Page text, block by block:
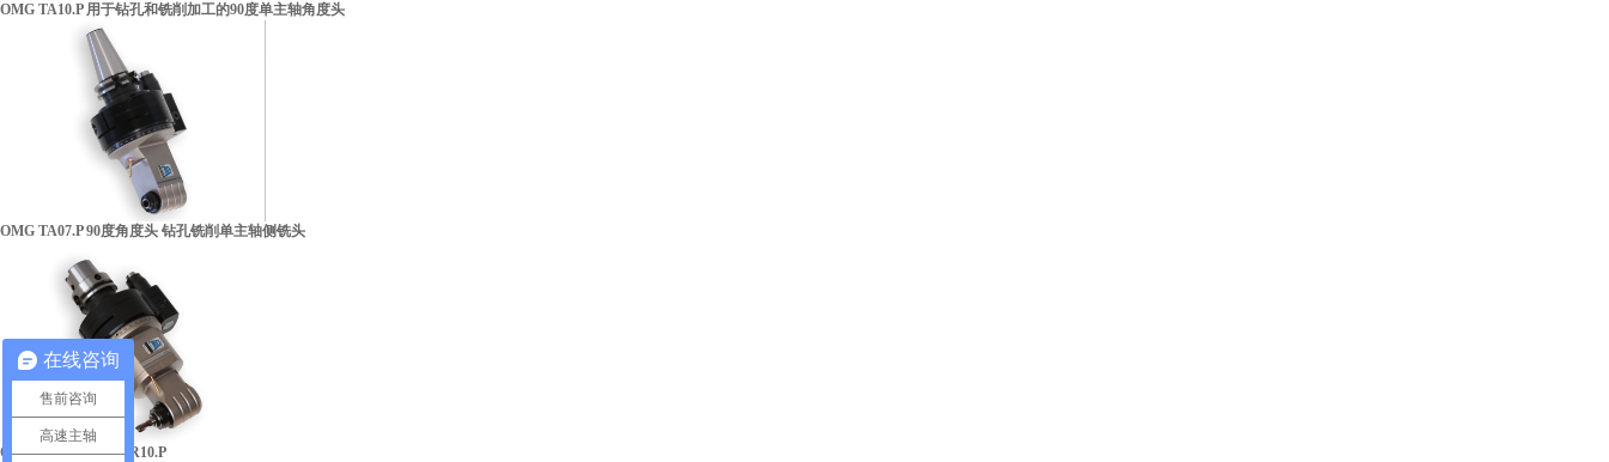
税务登记证
OMG TA10.P 用于钻孔和铣削加工的90度单主轴角度头
OMG TA07.P 90度角度头 钻孔铣削单主轴侧铣头
OMG 小型角度头TAR10.P
在线咨询
售前咨询
高速主轴